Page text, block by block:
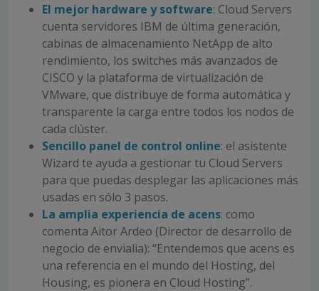
El mejor hardware y software: Cloud Servers
cuenta servidores IBM de última generación,
cabinas de almacenamiento NetApp de alto
rendimiento, los switches más avanzados de
CISCO y la plataforma de virtualización de
VMware, que distribuye de forma automática y
transparente la carga entre todos los nodos de
cada clúster.
Sencillo panel de control online: el asistente
Wizard te ayuda a gestionar tu Cloud Servers
para que puedas desplegar las aplicaciones más
usadas en sólo 3 pasos.
La amplia experiencia de acens: como
comenta Aitor Ardeo (Director de desarrollo de
negocio de envialia): “Entendemos que acens es
una referencia en el mundo del Hosting, del
Housing, es pionera en Cloud Hosting”.